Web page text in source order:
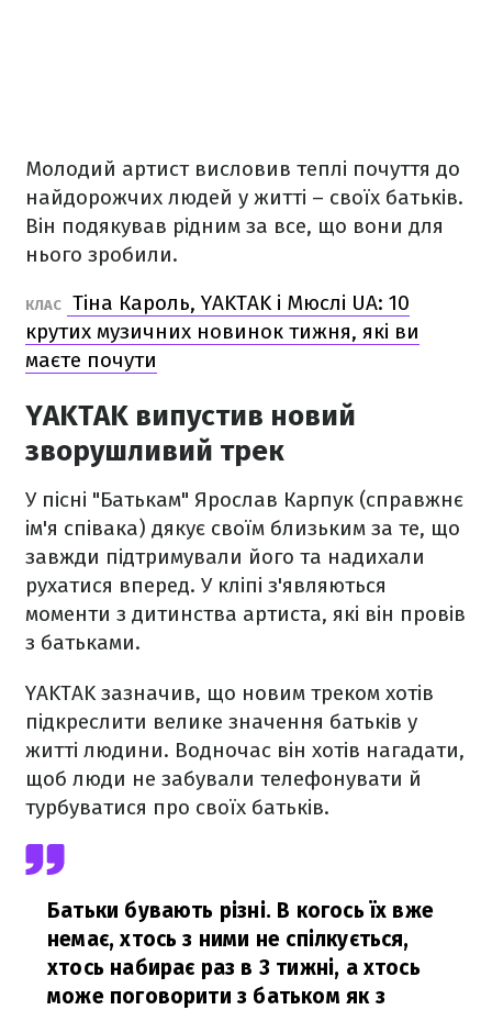
Молодий артист висловив теплі почуття до
найдорожчих людей у житті – своїх батьків.
Він подякував рідним за все, що вони для
нього зробили.
КЛАС
Тіна Кароль, YAKTAK і Мюслі UA: 10
крутих музичних новинок тижня, які ви
маєте почути
YAKTAK випустив новий
зворушливий трек
У пісні "Батькам" Ярослав Карпук (справжнє
ім'я співака) дякує своїм близьким за те, що
завжди підтримували його та надихали
рухатися вперед. У кліпі з'являються
моменти з дитинства артиста, які він провів
з батьками.
YAKTAK зазначив, що новим треком хотів
підкреслити велике значення батьків у
житті людини. Водночас він хотів нагадати,
щоб люди не забували телефонувати й
турбуватися про своїх батьків.
Батьки бувають різні. В когось їх вже
немає, хтось з ними не спілкується,
хтось набирає раз в 3 тижні, а хтось
може поговорити з батьком як з